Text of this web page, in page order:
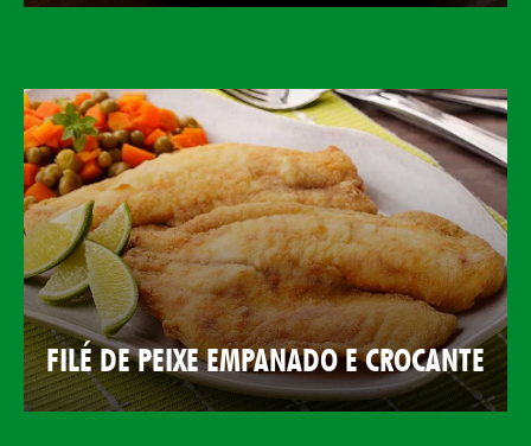
FILÉ DE PEIXE EMPANADO E CROCANTE